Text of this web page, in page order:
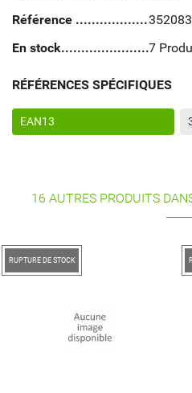
Référence
En stock
7
RÉFÉRENCES SPÉCIFIQUES
EAN13
16 AUTRES PRODUITS
RUPTURE DE